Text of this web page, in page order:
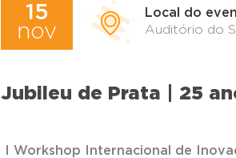
15
nov
Local do
Auditório do
Jubileu de Prata | 25
I Workshop Internacional de